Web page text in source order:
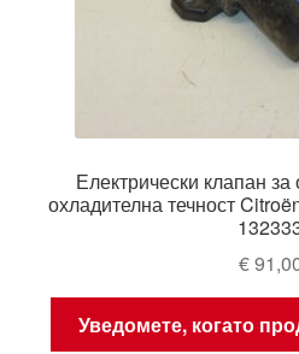
Електрически клапан
охладителна течност
€
Уведомете, когато